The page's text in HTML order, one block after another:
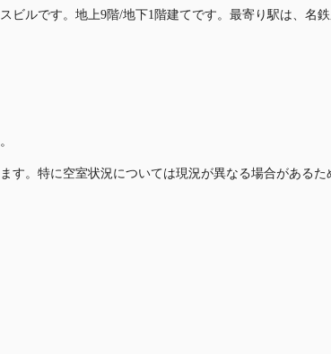
ビルです。地上9階/地下1階建てです。最寄り駅は、
。特に空室状況については現況が異なる場合があるた